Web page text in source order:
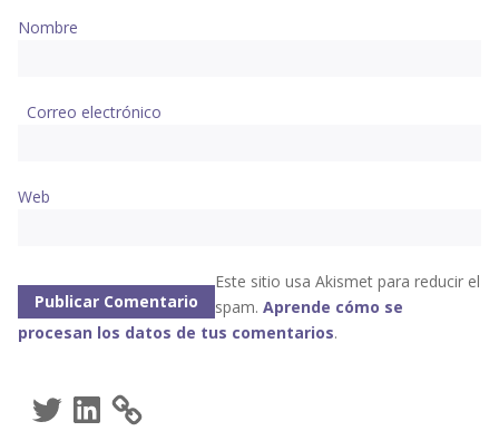
Nombre
Correo electrónico
Web
Este sitio usa Akismet para reducir el
spam. Aprende cómo se
procesan los datos de tus comentarios.
TwitterLinkedIn